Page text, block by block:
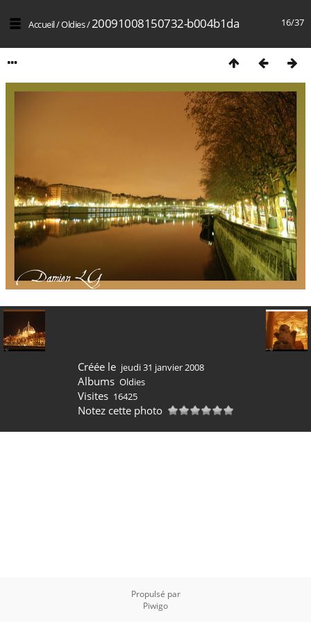
16/37
Accueil/Oldies/20091008150732-b004b1da
Créée le jeudi 31 janvier 2008
Albums Oldies
Visites 16425
Notez cette photo
Propulsé par
Piwigo